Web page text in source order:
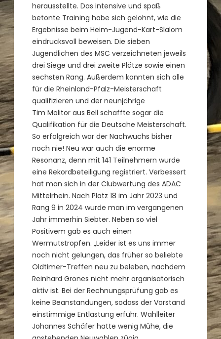
herausstellte. Das intensive und spaß
betonte Training habe sich gelohnt, wie die
Ergebnisse beim Heim-Jugend-Kart-Slalom
eindrucksvoll beweisen. Die sieben
Jugendlichen des MSC verzeichneten jeweils
drei Siege und drei zweite Plätze sowie einen
sechsten Rang. Außerdem konnten sich alle
für die Rheinland-Pfalz-Meisterschaft
qualifizieren und der neunjährige
Tim Molitor aus Bell schaffte sogar die
Qualifikation für die Deutsche Meisterschaft.
So erfolgreich war der Nachwuchs bisher
noch nie! Neu war auch die enorme
Resonanz, denn mit 141 Teilnehmern wurde
eine Rekordbeteiligung registriert. Verbessert
hat man sich in der Clubwertung des ADAC
Mittelrhein. Nach Platz 18 im Jahr 2023 und
Rang 9 in 2024 wurde man im vergangenen
Jahr immerhin Siebter. Neben so viel
Positivem gab es auch einen
Wermutstropfen. „Leider ist es uns immer
noch nicht gelungen, das früher so beliebte
Oldtimer-Treffen neu zu beleben, nachdem
Reinhard Grones nicht mehr organisatorisch
aktiv ist. Bei der Rechnungsprüfung gab es
keine Beanstandungen, sodass der Vorstand
einstimmige Entlastung erfuhr. Wahlleiter
Johannes Schäfer hatte wenig Mühe, die